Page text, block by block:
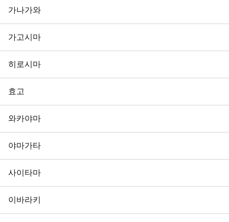
가나가와
가고시마
히로시마
효고
와카야마
야마가타
사이타마
이바라키